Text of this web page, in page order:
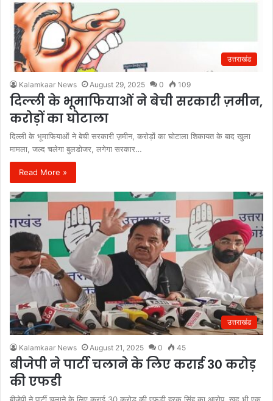
उत्तराखंड
Kalamkaar News August 29, 2025 0 109
दिल्ली के भूमाफियाओं ने बेची सरकारी ज़मीन,
करोड़ों का घोटाला
दिल्ली के भूमाफियाओं ने बेची सरकारी ज़मीन, करोड़ों का घोटाला शिकायत के बाद खुला
मामला, जल्द चलेगा बुलडोजर, लगेगा सरकार…
Read More »
उत्तराखंड
Kalamkaar News August 21, 2025 0 45
बीजेपी ने पार्टी चलाने के लिए कराई 30 करोड़
की एफडी
बीजेपी ने पार्टी चलाने के लिए कराई 30 करोड़ की एफडी हरक सिंह का आरोप, खुद भी एक